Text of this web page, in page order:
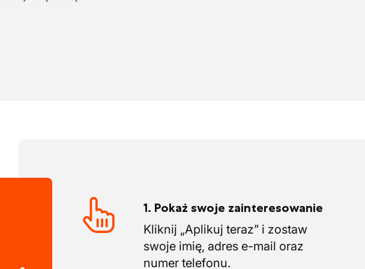
1. Pokaż swoje zainteresowanie
Kliknij „Aplikuj teraz” i zostaw
swoje imię, adres e-mail oraz
numer telefonu.